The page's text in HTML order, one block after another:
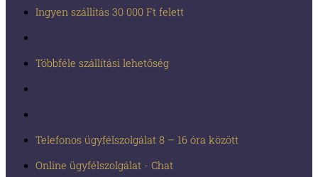
Ingyen szállítás 30 000 Ft felett
Többféle szállítási lehetőség
Telefonos ügyfélszolgálat 8 – 16 óra között
Online ügyfélszolgálat - Chat